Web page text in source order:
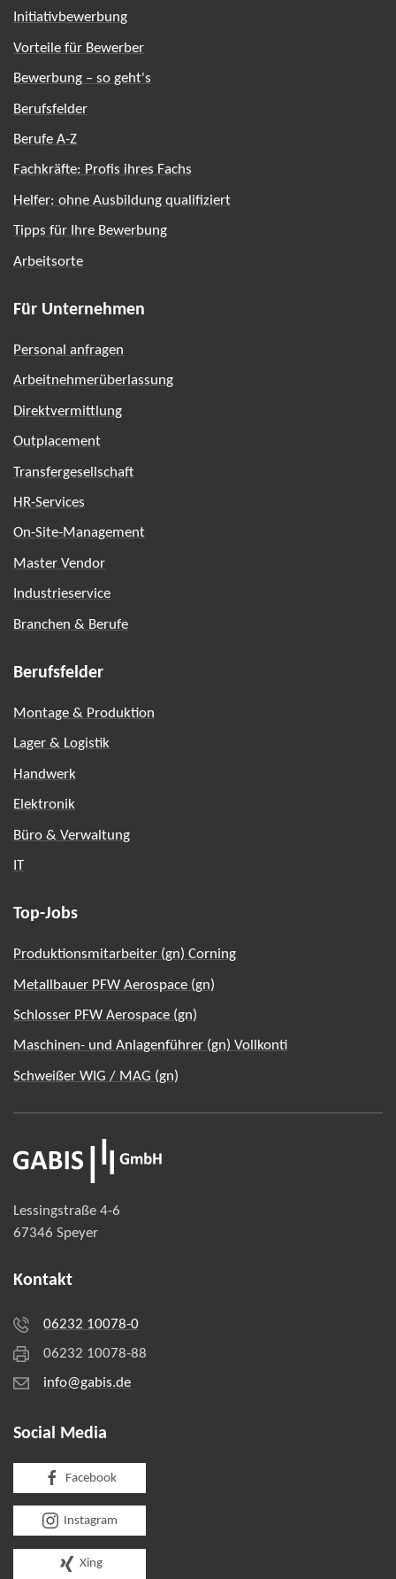
Initiativbewerbung
Vorteile für Bewerber
Bewerbung – so geht's
Berufsfelder
Berufe A-Z
Fachkräfte: Profis ihres Fachs
Helfer: ohne Ausbildung qualifiziert
Tipps für Ihre Bewerbung
Arbeitsorte
Für Unternehmen
Personal anfragen
Arbeitnehmerüberlassung
Direktvermittlung
Outplacement
Transfergesellschaft
HR-Services
On-Site-Management
Master Vendor
Industrieservice
Branchen & Berufe
Berufsfelder
Montage & Produktion
Lager & Logistik
Handwerk
Elektronik
Büro & Verwaltung
IT
Top-Jobs
Produktionsmitarbeiter (gn) Corning
Metallbauer PFW Aerospace (gn)
Schlosser PFW Aerospace (gn)
Maschinen- und Anlagenführer (gn) Vollkonti
Schweißer WIG / MAG (gn)
Lessingstraße 4-6
67346 Speyer
Kontakt
06232 10078-0
06232 10078-88
info@gabis.de
Social Media
Facebook
Instagram
Xing